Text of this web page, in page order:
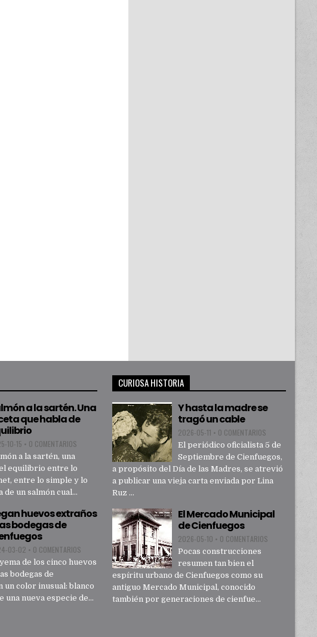
a la sartén. Una
que habla de
10-15 • 0 COMENTARIOS
a la sartén, una
equilibrio entre lo
entre lo simple y lo
un salmón cual...
huevos extraños
bodegas de
03-02 • 0 COMENTARIOS
de los cinco huevos
bodegas de
un color inusual: blanco
una nueva especie de...
CURIOSA HISTORIA
Y hasta la madre se
tragó un cable
2026-05-11 • 0 COMENTARIOS
El periódico oficialista 5 de
Septiembre de Cienfuegos,
a propósito del Día de las Madres, se atrevió
a publicar una vieja carta enviada por Lina
Ruz ...
El Mercado Municipal
de Cienfuegos
2026-05-10 • 0 COMENTARIOS
Pocas construcciones
resumen tan bien el
espíritu urbano de Cienfuegos como su
antiguo Mercado Municipal, conocido
también por generaciones de cienfue...